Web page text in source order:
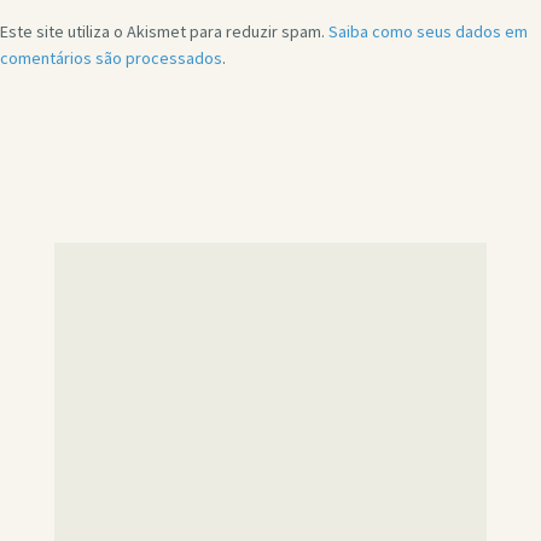
Este site utiliza o Akismet para reduzir spam. Saiba como seus dados em
comentários são processados.